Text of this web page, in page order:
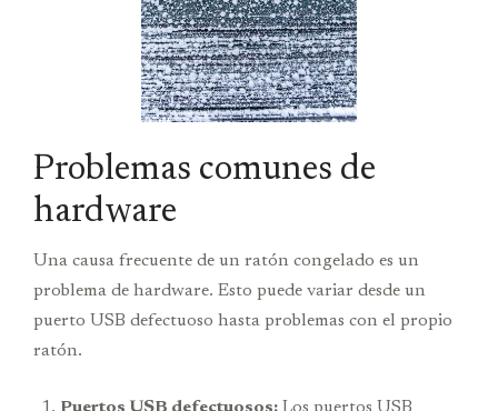
Problemas comunes de
hardware
Una causa frecuente de un ratón congelado es un
problema de hardware. Esto puede variar desde un
puerto USB defectuoso hasta problemas con el propio
ratón.